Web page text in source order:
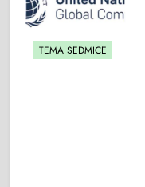
TEMA SEDMICE